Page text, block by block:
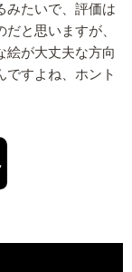
みたいで、評価は
と思いますが、
絵が大丈夫な方向
ですよね、ホント